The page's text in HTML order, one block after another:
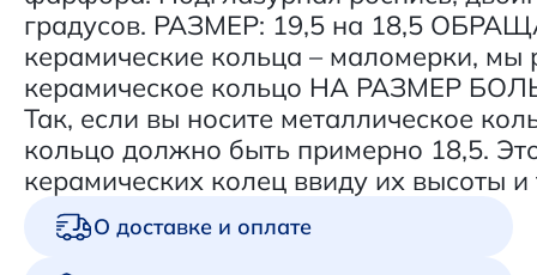
градусов. РАЗМЕР: 19,5 на 18,5
керамические кольца – маломерки,
керамическое кольцо НА РАЗМЕР
Так, если вы носите металлическое
кольцо должно быть примерно 18,5.
керамических колец ввиду их высоты
О доставке и оплате